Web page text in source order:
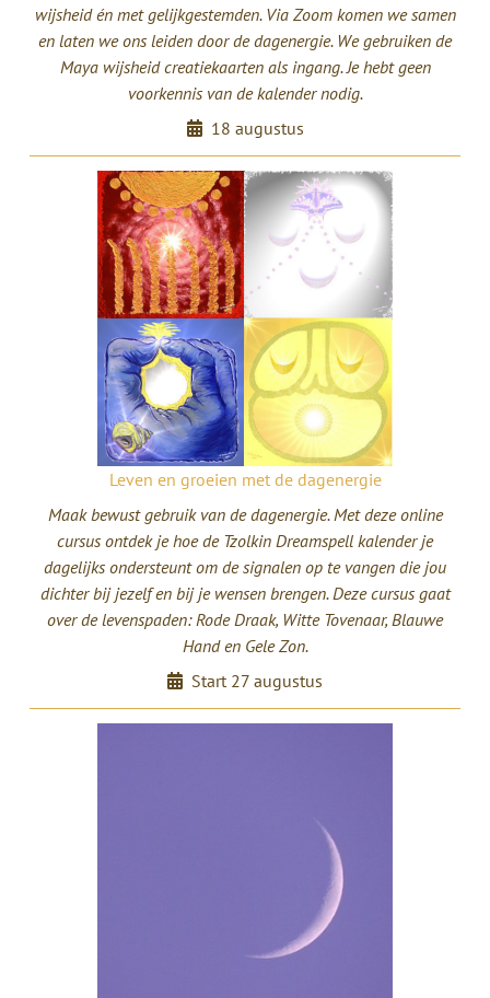
wijsheid én met gelijkgestemden. Via Zoom komen we samen
en laten we ons leiden door de dagenergie. We gebruiken de
Maya wijsheid creatiekaarten als ingang. Je hebt geen
voorkennis van de kalender nodig.
18 augustus
Leven en groeien met de dagenergie
Maak bewust gebruik van de dagenergie. Met deze online
cursus ontdek je hoe de Tzolkin Dreamspell kalender je
dagelijks ondersteunt om de signalen op te vangen die jou
dichter bij jezelf en bij je wensen brengen. Deze cursus gaat
over de levenspaden: Rode Draak, Witte Tovenaar, Blauwe
Hand en Gele Zon.
Start 27 augustus